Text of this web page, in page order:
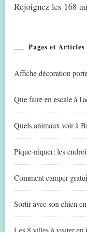
Rejoignez les 168
Pages et Articles
Affiche décoration
Que faire en escale à
Quels animaux voir à
Pique-niquer: les
Comment camper
Sortir avec son chien